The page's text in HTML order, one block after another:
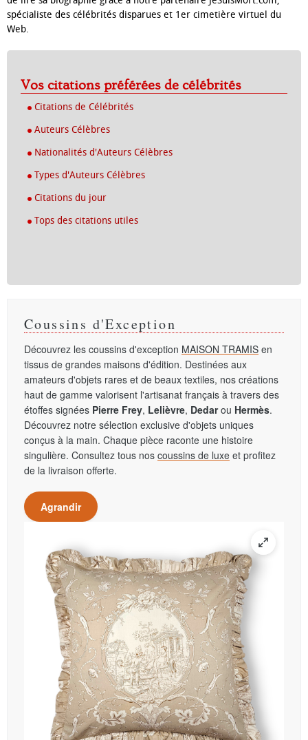
spécialiste des célébrités disparues et 1er cimetière virtuel du
Web.
Vos citations préférées de célébrités
Citations de Célébrités
Auteurs Célèbres
Nationalités d'Auteurs Célèbres
Types d'Auteurs Célèbres
Citations du jour
Tops des citations utiles
Coussins d'Exception
Découvrez les coussins d'exception MAISON TRAMIS en
tissus de grandes maisons d'édition. Destinées aux
amateurs d'objets rares et de beaux textiles, nos créations
haut de gamme valorisent l'artisanat français à travers des
étoffes signées Pierre Frey, Lelièvre, Dedarou Hermès.
Découvrez notre sélection exclusive d'objets uniques
conçus à la main. Chaque pièce raconte une histoire
singulière. Consultez tous nos coussins de luxe et profitez
de la livraison offerte.
Agrandir